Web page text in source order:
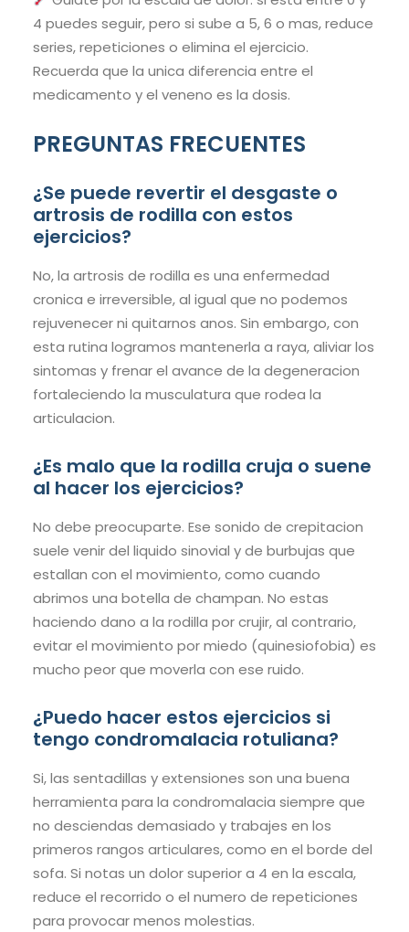
4 puedes seguir, pero si sube a 5, 6 o mas, reduce
series, repeticiones o elimina el ejercicio.
Recuerda que la unica diferencia entre el
medicamento y el veneno es la dosis.
PREGUNTAS FRECUENTES
¿Se puede revertir el desgaste o
artrosis de rodilla con estos
ejercicios?
No, la artrosis de rodilla es una enfermedad
cronica e irreversible, al igual que no podemos
rejuvenecer ni quitarnos anos. Sin embargo, con
esta rutina logramos mantenerla a raya, aliviar los
sintomas y frenar el avance de la degeneracion
fortaleciendo la musculatura que rodea la
articulacion.
¿Es malo que la rodilla cruja o suene
al hacer los ejercicios?
No debe preocuparte. Ese sonido de crepitacion
suele venir del liquido sinovial y de burbujas que
estallan con el movimiento, como cuando
abrimos una botella de champan. No estas
haciendo dano a la rodilla por crujir, al contrario,
evitar el movimiento por miedo (quinesiofobia) es
mucho peor que moverla con ese ruido.
¿Puedo hacer estos ejercicios si
tengo condromalacia rotuliana?
Si, las sentadillas y extensiones son una buena
herramienta para la condromalacia siempre que
no desciendas demasiado y trabajes en los
primeros rangos articulares, como en el borde del
sofa. Si notas un dolor superior a 4 en la escala,
reduce el recorrido o el numero de repeticiones
para provocar menos molestias.